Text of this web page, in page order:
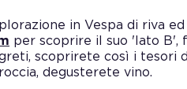
in Vespa di riva
per scoprire il suo 'lato B',
scoprirete così i tesori
degusterete vino.